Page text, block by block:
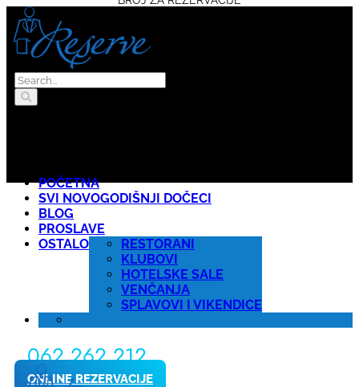
POČETNA
SVI NOVOGODIŠNJI DOČECI
BLOG
PROSLAVE
OSTALO
RESTORANI
KLUBOVI
HOTELSKE SALE
VENČANJA
SPLAVOVI I VIKENDICE
062 262 212
ONLINE REZERVACIJE